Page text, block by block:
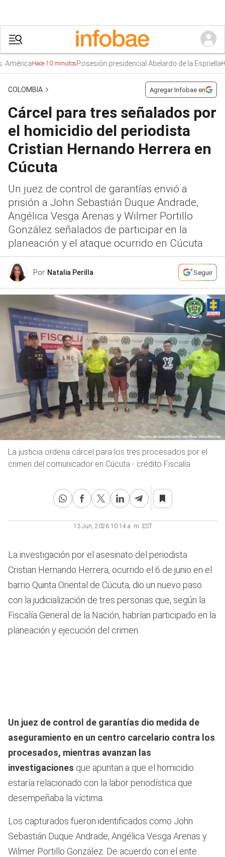
Hace 10 minutos Posesión presidencial Abelardo de la Espriella Hace
COLOMBIA Agregar Infobae en
Cárcel para tres señalados por
el homicidio del periodista
Cristian Hernando Herrera en
Cúcuta
Un juez de control de garantías envió a
prisión a John Sebastián Duque Andrade,
Angélica Vesga Arenas y Wilmer Portillo
González señalados de participar en la
planeación y el ataque ocurrido en Cúcuta
Por Natalia Perilla Seguir
La justicia ordena cárcel para los tres procesados por el
crimen del comunicador en Cúcuta - crédito Fiscalía
13 Jun, 2026 10:14 a. m. EST
La investigación por el asesinato del periodista
Cristian Hernando Herrera, ocurrido el 6 de junio en el
barrio Quinta Oriental de Cúcuta, dio un nuevo paso
con la judicialización de tres personas que, según la
Fiscalía General de la Nación, habrían participado en la
planeación y ejecución del crimen.
Un juez de control de garantías dio medida de
aseguramiento en un centro carcelario contra los
procesados, mientras avanzan las
investigaciones que apuntan a que el homicidio
estaría relacionado con la labor periodística que
desempeñaba la víctima.
Los capturados fueron identificados como John
Sebastián Duque Andrade, Angélica Vesga Arenas y
Wilmer Portillo González. De acuerdo con el ente